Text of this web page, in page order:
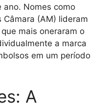
ano. Nomes como
Câmara (AM) lideram
mais oneraram o
a marca
em um período
A